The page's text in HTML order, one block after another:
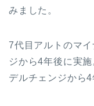
みました。
7代目アルトのマ
ジから4年後に実
デルチェンジから